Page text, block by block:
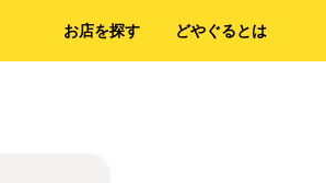
お店を探す どやぐるとは